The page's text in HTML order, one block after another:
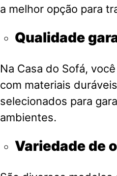
a melhor opção para
Qualidade
Na Casa do Sofá,
com materiais
selecionados para
ambientes.
Variedade de